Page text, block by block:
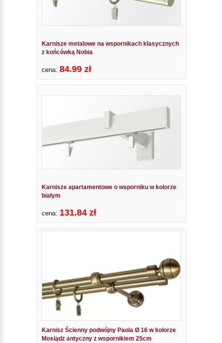
Karnisze metalowe na wspornikach klasycznych
z końcówką Nobia
cena: 84.99 zł
Karnisze apartamentowe o wsporniku w kolorze
białym
cena: 131.84 zł
Karnisz Ścienny podwójny Paola Ø 16 w kolorze
Mosiądz antyczny z wspornikiem 25cm